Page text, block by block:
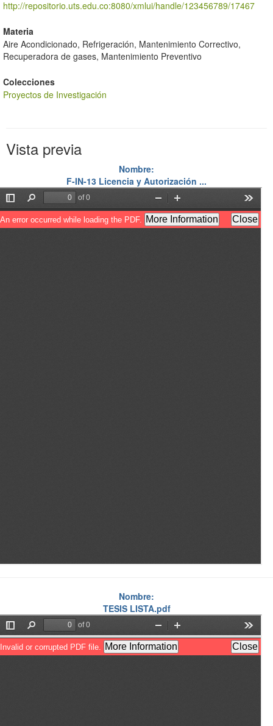
http://repositorio.uts.edu.co:8080/xmlui/handle/123456789/17467
Materia
Aire Acondicionado, Refrigeración, Mantenimiento Correctivo,
Recuperadora de gases, Mantenimiento Preventivo
Colecciones
Proyectos de Investigación
Vista previa
Nombre:
F-IN-13 Licencia y Autorización ...
Nombre:
TESIS LISTA.pdf